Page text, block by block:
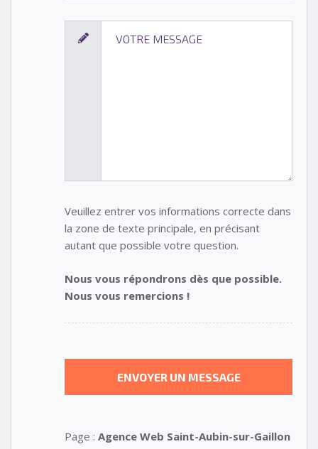
Veuillez entrer vos informations correcte dans
la zone de texte principale, en précisant
autant que possible votre question.
Nous vous répondrons dès que possible.
Nous vous remercions !
Page : Agence Web Saint-Aubin-sur-Gaillon